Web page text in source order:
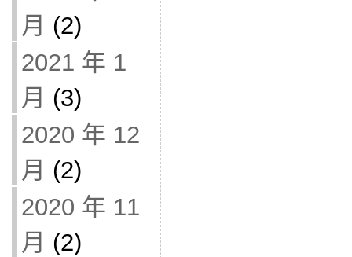
月 (2)
2021 年 1
月 (3)
2020 年 12
月 (2)
2020 年 11
月 (2)